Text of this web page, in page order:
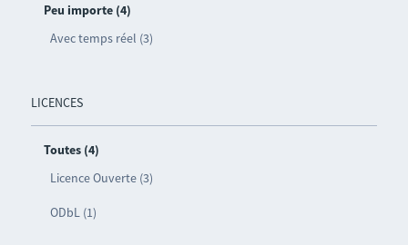
Peu importe (4)
Avec temps réel (3)
LICENCES
Toutes (4)
Licence Ouverte (3)
ODbL (1)